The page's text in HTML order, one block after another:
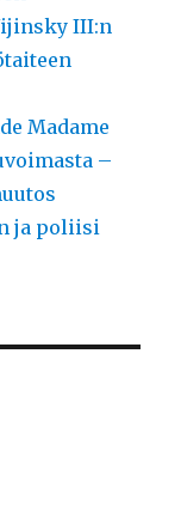
III:n
Madame
–
ja poliisi